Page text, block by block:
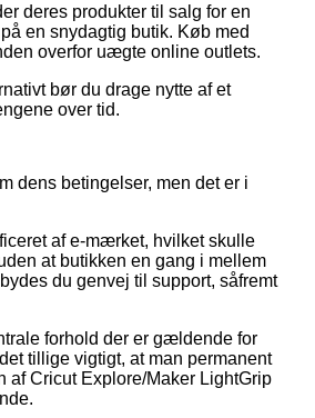
deres produkter til salg for en
en snydagtig butik. Køb med
overfor uægte online outlets.
bør du drage nytte af et
over tid.
dens betingelser, men det er i
af e-mærket, hvilket skulle
at butikken en gang i mellem
du genvej til support, såfremt
forhold der er gældende for
tillige vigtigt, at man permanent
af Cricut Explore/Maker LightGrip